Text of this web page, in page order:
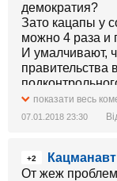
демократия?
Зато кацапы у
можно 4 раза и
И умалчивают,
правительства
это не одно и
показати весь
07.01.2018 23:30
+2
Кацманавт
От жеж